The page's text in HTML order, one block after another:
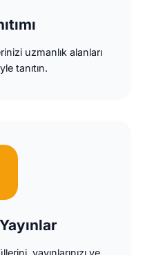
uzmanlık alanları
tanıtın.
yayınlarınızı ve